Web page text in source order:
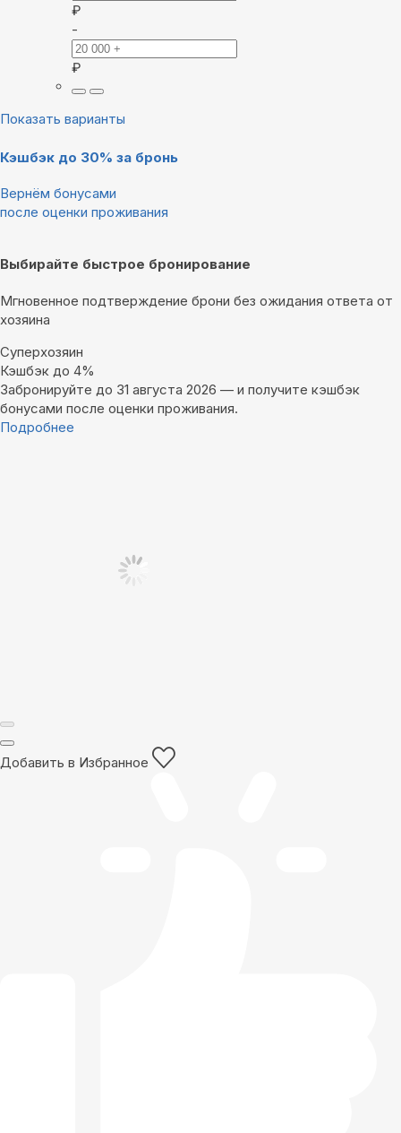
₽
-
₽
Показать варианты
Кэшбэк до 30% за бронь
Вернём бонусами
после оценки проживания
Выбирайте быстрое бронирование
Мгновенное подтверждение брони без ожидания ответа от
хозяина
Суперхозяин
Кэшбэк до 4%
Забронируйте до 31 августа 2026 — и получите кэшбэк
бонусами после оценки проживания.
Подробнее
Добавить в Избранное